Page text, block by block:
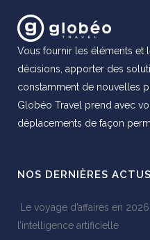
Vous fournir les éléments et
décisions, apporter des
constamment de nouvelles
Globéo Travel prend avec
déplacements de façon
NOS DERNIÈRES ACTUS
Le voyage d’affaires en
l’intelligence artificielle